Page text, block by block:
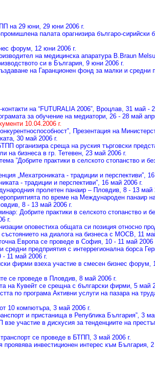
на 29 юни , 29 юни 2006 г.
промишлена палата орагнизира българо-сирийски
форум , 12 юни 2006 г.
на медицинска апаратура B.Braun
си в България , 9 юни 2006 г.
на Гаранционен фонд за малки и средни
на “FUTURALIA 2006” , Вроцлав, 31 май -
за обучение на медиатори , 26 - 28 май
10.04.2006 г.
Презентация на
, 30 май 2006 г.
организира среща на руския търговски
на бизнеса в гр. Тетевен , 23 май 2006 г.
”Добрите практики в селското стопанство и
„Мехатрониката - традиции и перспективи” ,
- традиции и перспективи” , 16 май 2006 г.
пролетен панаир – Пловдив , 8 - 13 май
по време на Международен панаир
, 8 - 13 май 2006 г.
Добрите практики в селското стопанство и
г.
оповестиха общата си позиция относно
състоянието на диалога на бизнеса с МОСВ , 11
Европа се проведе в София , 10 - 11 май
средни предприятия с интеррегионална борса
- 11 май 2006 г.
фирми взеха участие в смесен бизнес форум
се проведе в Пловдив , 8 май 2006 г.
на Кувейт се срещна с български фирми , 5 май
по програма Активни услуги на пазара на
10 компютъра , 3 май 2006 г.
и пристанища в Република България” , 3
участие в дискусия за тенденциите на
се проведе в БТПП , 3 май 2006 г.
проявява инвестиционен интерес към България ,